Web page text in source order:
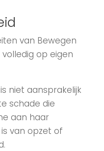
van Bewegen
volledig op eigen
niet aansprakelijk
schade die
aan haar
van opzet of